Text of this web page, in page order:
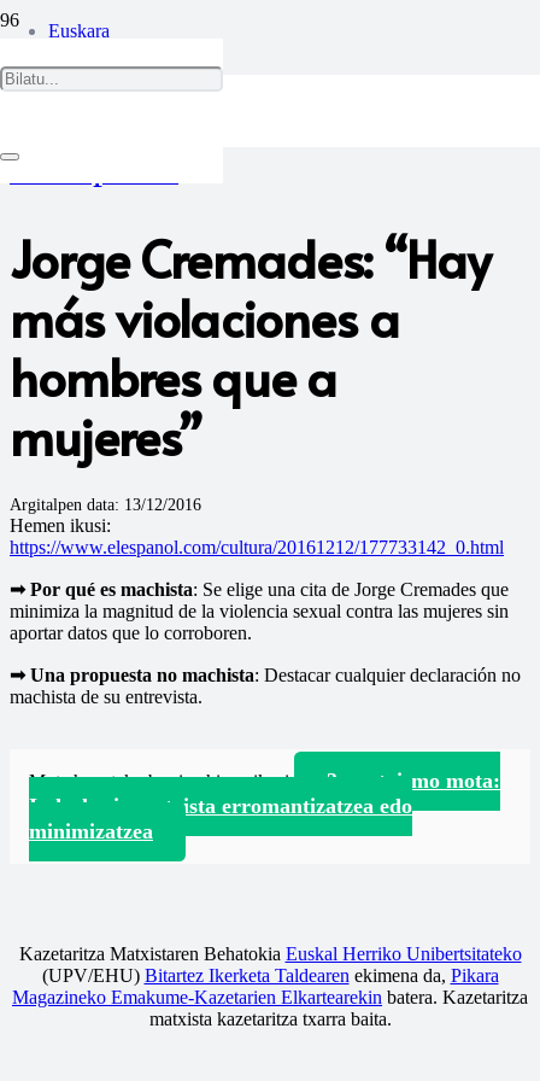
Euskara
Castellano
El Español
Jorge Cremades: “Hay
más violaciones a
hombres que a
mujeres”
Argitalpen data: 13/12/2016
Hemen ikusi:
https://www.elespanol.com/cultura/20161212/177733142_0.html
➟ Por qué es machista: Se elige una cita de Jorge Cremades que
minimiza la magnitud de la violencia sexual contra las mujeres sin
aportar datos que lo corroboren.
➟ Una propuesta no machista: Destacar cualquier declaración no
machista de su entrevista.
Mota honetako berri gehiago ikusi
3. matxismo mota:
Indarkeria matxista erromantizatzea edo
minimizatzea
Kazetaritza Matxistaren Behatokia Euskal Herriko Unibertsitateko
(UPV/EHU) Bitartez Ikerketa Taldearen ekimena da, Pikara
Magazineko Emakume-Kazetarien Elkartearekin batera. Kazetaritza
matxista kazetaritza txarra baita.